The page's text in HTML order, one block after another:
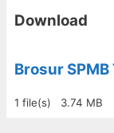
Download
Brosur
1 file(s) 3.74 MB